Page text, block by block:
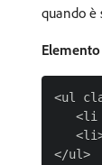
quando è
<ul
<li